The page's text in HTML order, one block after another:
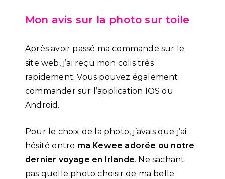
Mon avis sur la photo sur toile
Après avoir passé ma commande sur le
site web, j’ai reçu mon colis très
rapidement. Vous pouvez également
commander sur l’application IOS ou
Android.
Pour le choix de la photo, j’avais que j’ai
hésité entre ma Kewee adorée ou notre
dernier voyage en Irlande. Ne sachant
pas quelle photo choisir de ma belle